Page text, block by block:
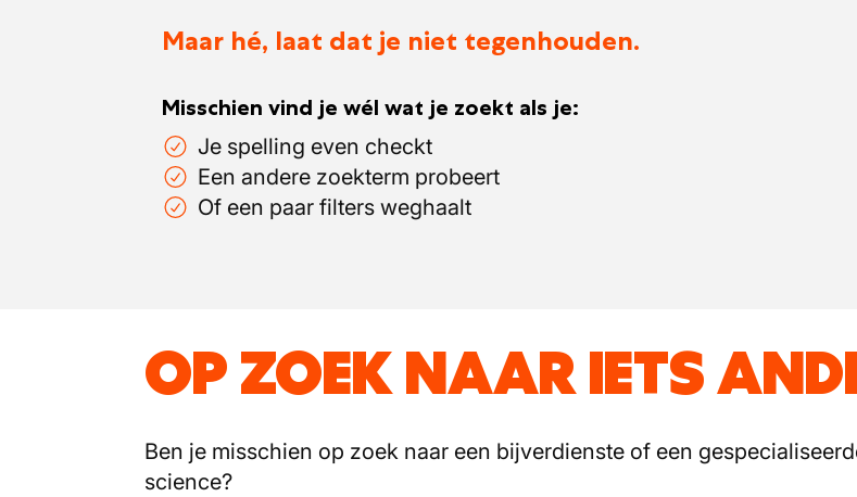
Maar hé, laat dat je niet tegenhouden.
Misschien vind je wél wat je zoekt als je:
Je spelling even checkt
Een andere zoekterm probeert
Of een paar filters weghaalt
OP ZOEK NAAR IETS
Ben je misschien op zoek naar een bijverdienste of een
science?